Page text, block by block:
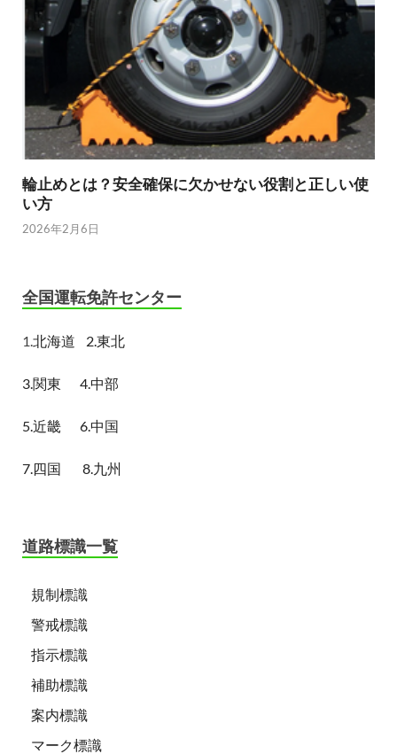
輪止めとは？安全確保に欠かせない役割と正しい使
い方
2026年2月6日
全国運転免許センター
1.北海道 2.東北
3.関東 4.中部
5.近畿 6.中国
7.四国 8.九州
道路標識一覧
規制標識
警戒標識
指示標識
補助標識
案内標識
マーク標識